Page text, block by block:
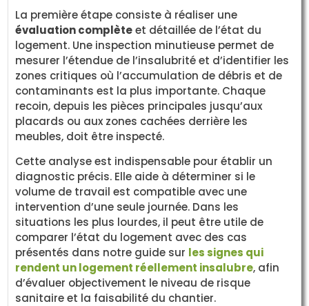
La première étape consiste à réaliser une
évaluation complèteet détaillée de l’état du
logement. Une inspection minutieuse permet de
mesurer l’étendue de l’insalubrité et d’identifier les
zones critiques où l’accumulation de débris et de
contaminants est la plus importante. Chaque
recoin, depuis les pièces principales jusqu’aux
placards ou aux zones cachées derrière les
meubles, doit être inspecté.
Cette analyse est indispensable pour établir un
diagnostic précis. Elle aide à déterminer si le
volume de travail est compatible avec une
intervention d’une seule journée. Dans les
situations les plus lourdes, il peut être utile de
comparer l’état du logement avec des cas
présentés dans notre guide sur les signes qui
rendent un logement réellement insalubre, afin
d’évaluer objectivement le niveau de risque
sanitaire et la faisabilité du chantier.